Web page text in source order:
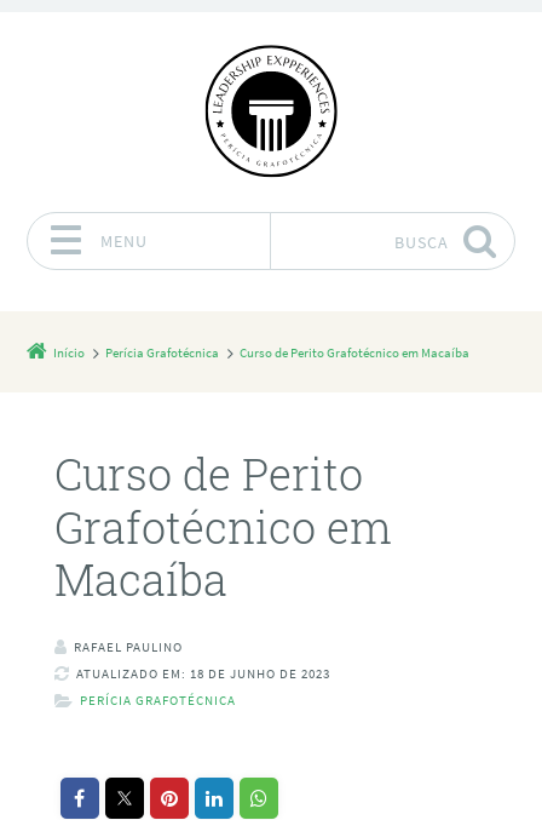
MENU BUSCA
Início Perícia Grafotécnica Curso de Perito Grafotécnico em Macaíba
Curso de Perito
Grafotécnico em
Macaíba
RAFAEL PAULINO
ATUALIZADO EM: 18 DE JUNHO DE 2023
PERÍCIA GRAFOTÉCNICA